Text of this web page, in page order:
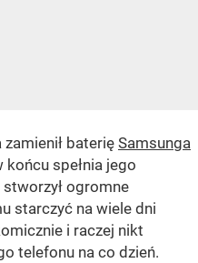
baterię Samsunga
końcu spełnia jego
ogromne
starczyć na wiele dni
i raczej nikt
telefonu na co dzień.